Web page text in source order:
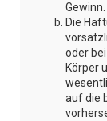
Gewinn.
Die
oder
Körper
auf die